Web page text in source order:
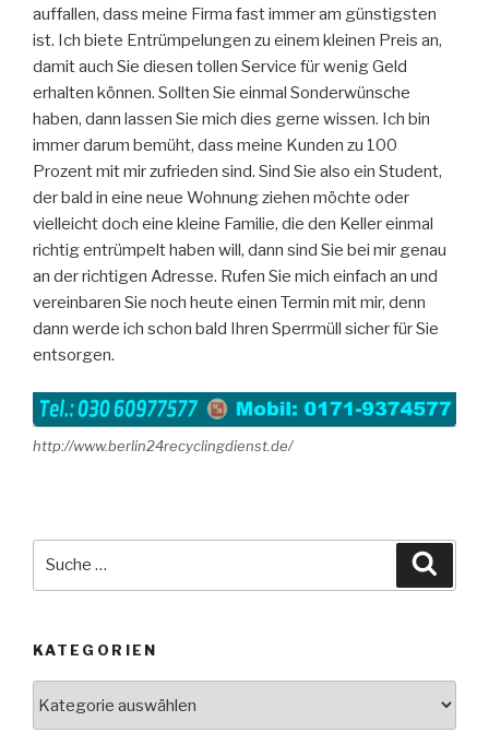
auffallen, dass meine Firma fast immer am günstigsten
ist. Ich biete Entrümpelungen zu einem kleinen Preis an,
damit auch Sie diesen tollen Service für wenig Geld
erhalten können. Sollten Sie einmal Sonderwünsche
haben, dann lassen Sie mich dies gerne wissen. Ich bin
immer darum bemüht, dass meine Kunden zu 100
Prozent mit mir zufrieden sind. Sind Sie also ein Student,
der bald in eine neue Wohnung ziehen möchte oder
vielleicht doch eine kleine Familie, die den Keller einmal
richtig entrümpelt haben will, dann sind Sie bei mir genau
an der richtigen Adresse. Rufen Sie mich einfach an und
vereinbaren Sie noch heute einen Termin mit mir, denn
dann werde ich schon bald Ihren Sperrmüll sicher für Sie
entsorgen.
http://www.berlin24recyclingdienst.de/
KATEGORIEN